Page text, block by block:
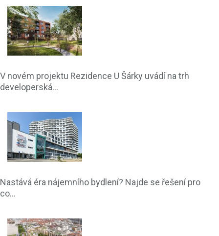
V novém projektu Rezidence U Šárky uvádí na trh
developerská...
Nastává éra nájemního bydlení? Najde se řešení pro
co...